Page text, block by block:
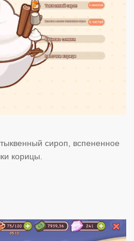
сироп, вспененное
корицы.